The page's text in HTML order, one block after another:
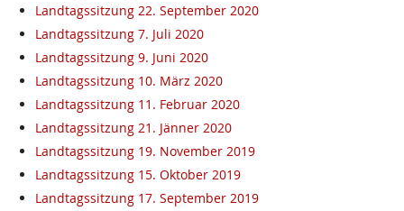
Landtagssitzung 22. September 2020
Landtagssitzung 7. Juli 2020
Landtagssitzung 9. Juni 2020
Landtagssitzung 10. März 2020
Landtagssitzung 11. Februar 2020
Landtagssitzung 21. Jänner 2020
Landtagssitzung 19. November 2019
Landtagssitzung 15. Oktober 2019
Landtagssitzung 17. September 2019